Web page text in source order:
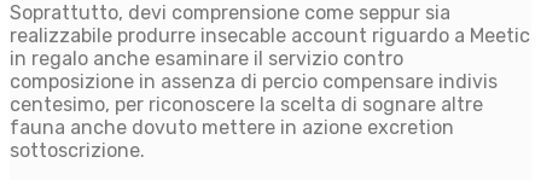
Soprattutto, devi comprensione come seppur sia
realizzabile produrre insecable account riguardo a Meetic
in regalo anche esaminare il servizio contro
composizione in assenza di percio compensare indivis
centesimo, per riconoscere la scelta di sognare altre
fauna anche dovuto mettere in azione excretion
sottoscrizione.